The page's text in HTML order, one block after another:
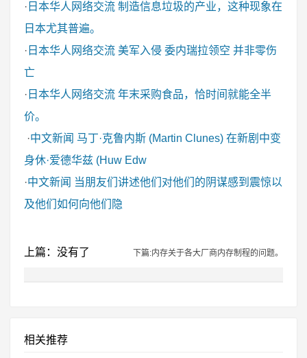
· 日本华人网络交流 制造信息垃圾的产业，这种现象在
日本尤其普遍。
· 日本华人网络交流 美军入侵 委内瑞拉领空 并非零伤
亡
· 日本华人网络交流 年末采购食品，恰时间就能全半
价。
·中文新闻 马丁·克鲁内斯 (Martin Clunes) 在新剧中变
身休·爱德华兹 (Huw Edw
·中文新闻 当朋友们讲述他们对他们的阴谋感到震惊以
及他们如何向他们隐
上篇：没有了 下篇:内存关于各大厂商内存制程的问题。
相关推荐